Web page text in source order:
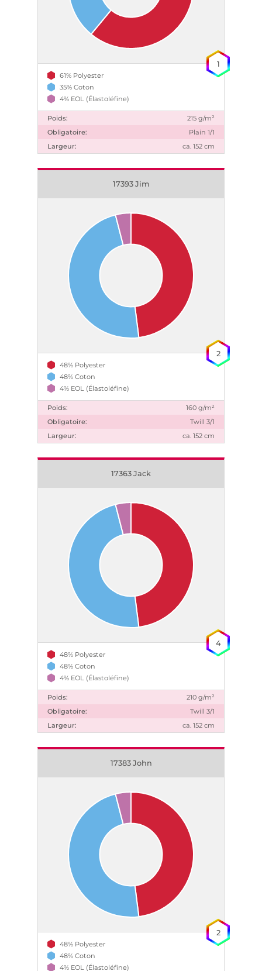
61% Polyester
35% Coton
4% EOL (Élastoléfine)
Poids:
215 g/m²
Obligatoire:
Plain 1/1
Largeur:
ca. 152 cm
1
17393 Jim
48% Polyester
48% Coton
4% EOL (Élastoléfine)
Poids:
160 g/m²
Obligatoire:
Twill 3/1
Largeur:
ca. 152 cm
2
17363 Jack
48% Polyester
48% Coton
4% EOL (Élastoléfine)
Poids:
210 g/m²
Obligatoire:
Twill 3/1
Largeur:
ca. 152 cm
4
17383 John
48% Polyester
48% Coton
4% EOL (Élastoléfine)
2